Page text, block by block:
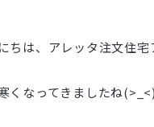
ちは、アレッタ注文住
くなってきましたね(>_<)